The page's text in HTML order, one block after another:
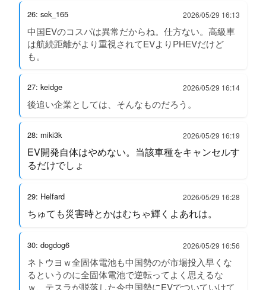
26: sek_165 2026/05/29 16:13
中国EVのコスパは異常だからね。仕方ない。高級車
は航続距離がより重視されてEVよりPHEVだけど
も。
27: keidge 2026/05/29 16:14
後追い企業としては、そんなものだろう。
28: miki3k 2026/05/29 16:19
EV開発自体はやめない。当該車種をキャンセルす
るだけでしょ
29: Helfard 2026/05/29 16:28
ちゅても災害時とかはむちゃ輝くよあれは。
30: dogdog6 2026/05/29 16:56
ネトウヨｗ全固体電池も中国勢のが市場投入早くな
るというのに全固体電池で逆転ってよく思えるな
ｗ、テスラが脱落した今中国勢にEVでついていけて